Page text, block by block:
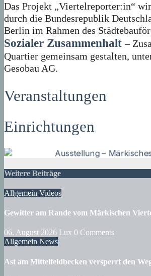
Das Projekt „Viertelreporter:in“
durch die Bundesrepublik
Berlin im Rahmen des
Sozialer Zusammenhalt –
Quartier gemeinsam gestalten,
Gesobau AG.
Veranstaltungen
Einrichtungen
Weitere Beiträge
Allgemein Videos
Gewitter am Rande vom Märkischen
06. August 2026 Lux 0 Comments
Allgemein News
Ast am Mittelfeldbecken versperrt den